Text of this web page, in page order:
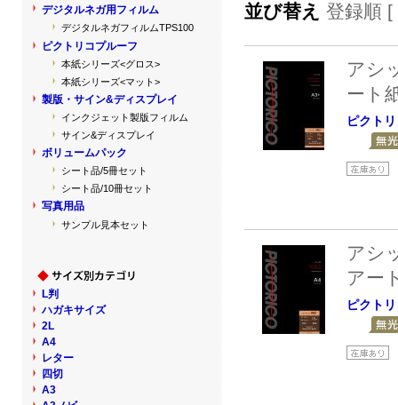
並び替え 登録順 [
アシ
ート
ピクト
アシ
アー
ピクト
デジタルネガ用フィルム
デジタルネガフィルムTPS100
ピクトリコプルーフ
本紙シリーズ<グロス>
本紙シリーズ<マット>
製版・サイン&ディスプレイ
インクジェット製版フィルム
サイン&ディスプレイ
ボリュームパック
シート品/5冊セット
シート品/10冊セット
写真用品
サンプル見本セット
L判
ハガキサイズ
2L
A4
レター
四切
A3